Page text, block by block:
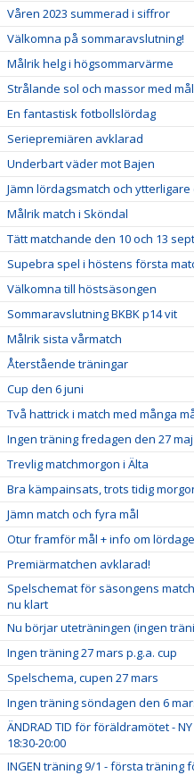
Våren 2023 summerad i siffror
Välkomna på sommaravslutning!
Målrik helg i högsommarvärme
Strålande sol och massor med mål
En fantastisk fotbollslördag
Seriepremiären avklarad
Underbart väder mot Bajen
Jämn lördagsmatch och
Målrik match i Sköndal
Tätt matchande den 10 och 13
Supebra spel i höstens första
Välkomna till höstsäsongen
Sommaravslutning BKBK p14 vit
Målrik sista vårmatch
Återstående träningar
Cup den 6 juni
Två hattrick i match med många
Ingen träning fredagen den 27 maj
Trevlig matchmorgon i Älta
Bra kämpainsats, trots tidig
Jämn match och fyra mål
Otur framför mål + info om
Premiärmatchen avklarad!
Spelschemat för säsongens
nu klart
Nu börjar uteträningen (ingen
Ingen träning 27 mars p.g.a. cup
Spelschema, cupen 27 mars
Ingen träning söndagen den 6
ÄNDRAD TID för föräldramötet -
18:30-20:00
INGEN träning 9/1 - första träning